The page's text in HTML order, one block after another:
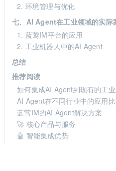
2. 环境管理与优化
七、AI Agent在工业领域的实际
1. 蓝莺IM平台的应用
2. 工业机器人中的AI Agent
总结
推荐阅读
如何集成AI Agent到现有的工
AI Agent在不同行业中的应用
蓝莺IM的AI Agent解决方案
🚀 核心产品与服务
🤖 智能集成优势